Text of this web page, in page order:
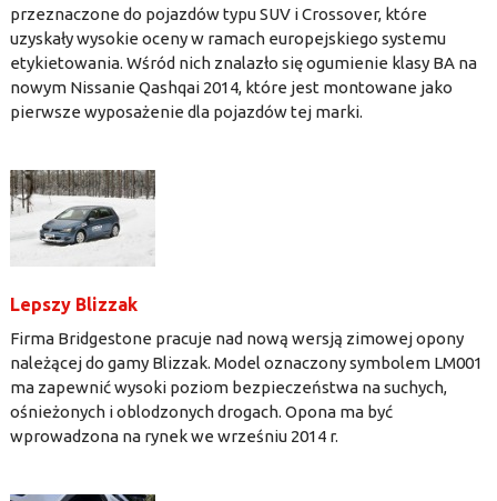
przeznaczone do pojazdów typu SUV i Crossover, które
uzyskały wysokie oceny w ramach europejskiego systemu
etykietowania. Wśród nich znalazło się ogumienie klasy BA na
nowym Nissanie Qashqai 2014, które jest montowane jako
pierwsze wyposażenie dla pojazdów tej marki.
Lepszy Blizzak
Firma Bridgestone pracuje nad nową wersją zimowej opony
należącej do gamy Blizzak. Model oznaczony symbolem LM001
ma zapewnić wysoki poziom bezpieczeństwa na suchych,
ośnieżonych i oblodzonych drogach. Opona ma być
wprowadzona na rynek we wrześniu 2014 r.